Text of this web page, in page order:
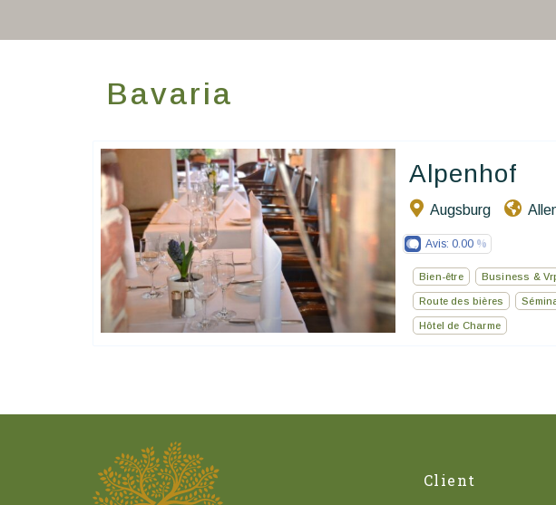
Bavaria
Alpenhof
Augsburg
Avis: 0.00
Bien-être Business &
Route des bières
Hôtel de Charme
Client